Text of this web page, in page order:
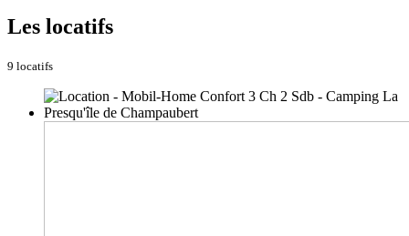
Les locatifs
9 locatifs